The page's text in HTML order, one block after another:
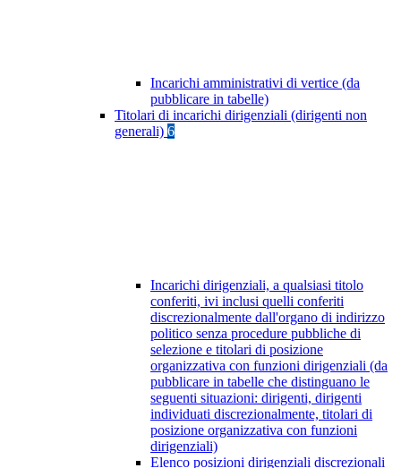
Incarichi amministrativi di vertice (da
pubblicare in tabelle)
Titolari di incarichi dirigenziali (dirigenti non
generali) 6
Incarichi dirigenziali, a qualsiasi titolo
conferiti, ivi inclusi quelli conferiti
discrezionalmente dall'organo di indirizzo
politico senza procedure pubbliche di
selezione e titolari di posizione
organizzativa con funzioni dirigenziali (da
pubblicare in tabelle che distinguano le
seguenti situazioni: dirigenti, dirigenti
individuati discrezionalmente, titolari di
posizione organizzativa con funzioni
dirigenziali)
Elenco posizioni dirigenziali discrezionali